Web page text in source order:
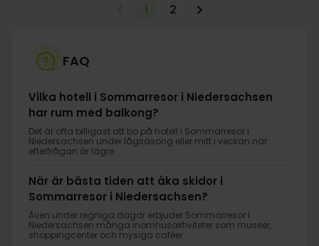
1 2
FAQ
Vilka hotell i Sommarresor i Niedersachsen
har rum med balkong?
Det är ofta billigast att bo på hotell i Sommarresor i
Niedersachsen under lågsäsong eller mitt i veckan när
efterfrågan är lägre.
När är bästa tiden att åka skidor i
Sommarresor i Niedersachsen?
Även under regniga dagar erbjuder Sommarresor i
Niedersachsen många inomhusaktiviteter som museer,
shoppingcenter och mysiga caféer.